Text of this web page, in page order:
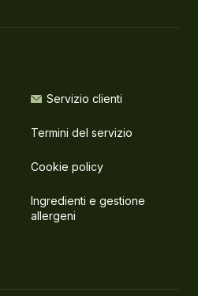
Servizio clienti
Termini del servizio
Cookie policy
Ingredienti e gestione
allergeni